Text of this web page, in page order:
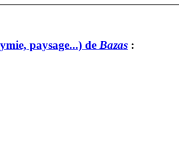
paysage...) de Bazas :